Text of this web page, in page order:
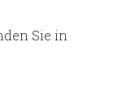
Sie in